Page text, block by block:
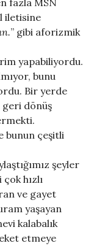
fazla MSN
iletisine
” gibi aforizmik
yapabiliyordu.
bunu
Bir yerde
geri dönüş
bunun çeşitli
şeyler
hızlı
ve gayet
yaşayan
kalabalık
etmeye